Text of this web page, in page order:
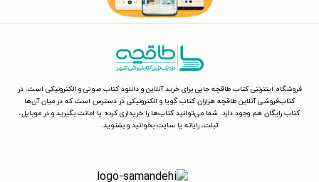
فروشگاه اینترنتی کتاب طاقچه جایی برای خرید آنلاین و دانلود کتاب صوتی و الکترونیکی است. در
کتاب‌فروشی آنلاین طاقچه هزاران کتاب گویا و الکترونیکی در دسترس است که در میان آن‌ها
کتاب رایگان هم وجود دارد. شما می‌توانید کتاب‌ها را خریداری کرده یا امانت بگیرید و در موبایل،
تبلت، رایانه یا سایت بخوانید و بشنوید.